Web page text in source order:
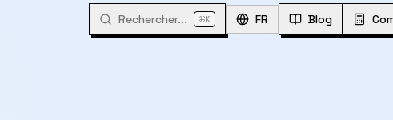
Rechercher... ⌘K FR Blog